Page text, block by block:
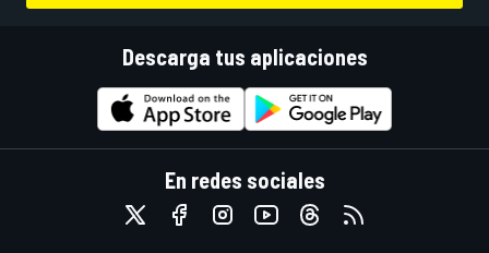
Descarga tus aplicaciones
En redes sociales